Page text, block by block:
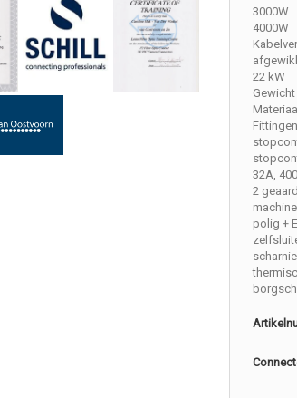
3000W
4000W
22 kW
32A,
2
polig +